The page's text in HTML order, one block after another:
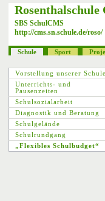
Rosenthalschule
SBS SchulCMS
http://cms.sn.schule.de/roso/
Schule Sport
Vorstellung unserer Schule
Unterrichts- und
Pausenzeiten
Schulsozialarbeit
Diagnostik und Beratung
Schulgelände
Schulrundgang
„Flexibles Schulbudget“